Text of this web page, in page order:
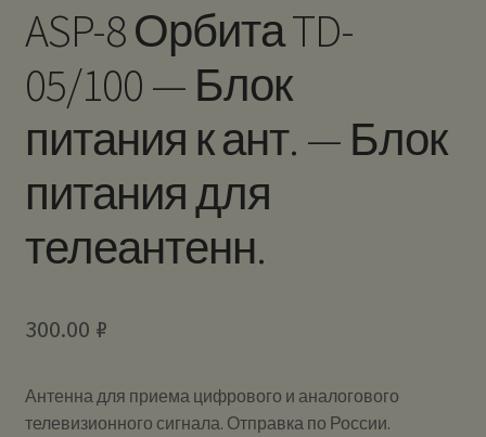
ASP-8 Орбита TD-
05/100 — Блок
питания к ант. — Блок
питания для
телеантенн.
300.00 ₽
Антенна для приема цифрового и аналогового
телевизионного сигнала. Отправка по России.